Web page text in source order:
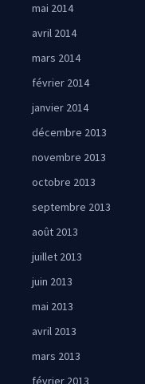
mai 2014
avril 2014
mars 2014
février 2014
janvier 2014
décembre 2013
novembre 2013
octobre 2013
septembre 2013
août 2013
juillet 2013
juin 2013
mai 2013
avril 2013
mars 2013
février 2013